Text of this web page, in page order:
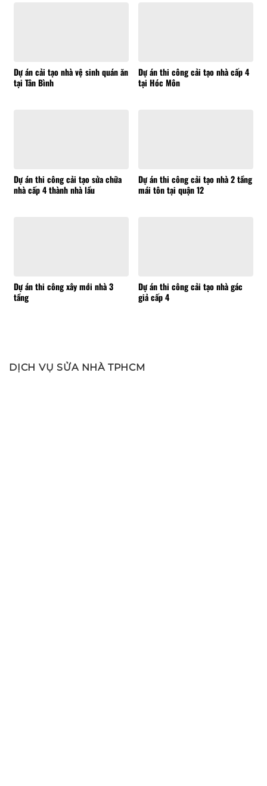
Dự án cải tạo nhà vệ sinh quán ăn
tại Tân Bình
Dự án thi công cải tạo nhà cấp 4
tại Hóc Môn
Dự án thi công cải tạo sửa chữa
nhà cấp 4 thành nhà lầu
Dự án thi công cải tạo nhà 2 tầng
mái tôn tại quận 12
Dự án thi công xây mới nhà 3
tầng
Dự án thi công cải tạo nhà gác
giả cấp 4
DỊCH VỤ SỬA NHÀ TPHCM